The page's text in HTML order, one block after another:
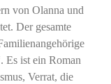
von Olanna und
Der gesamte
. Es ist ein Roman
Verrat, die